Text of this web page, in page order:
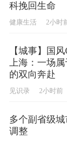
科挽回生命
健康生活 2小时
【城事】国
上海：一场
的双向奔赴
见识录 2小时前
多个副省级
调整